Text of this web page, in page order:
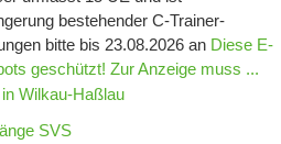
bestehender C-Trainer-
bitte bis 23.08.2026 an Diese E-
geschützt! Zur Anzeige muss ...
Wilkau-Haßlau
SVS